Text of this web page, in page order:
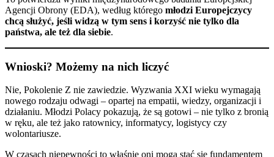
Agencji Obrony (EDA), według którego młodzi Europejczycy
chcą służyć, jeśli widzą w tym sens i korzyść nie tylko dla
państwa, ale też dla siebie.
Wnioski? Możemy na nich liczyć
Nie, Pokolenie Z nie zawiedzie. Wyzwania XXI wieku wymagają
nowego rodzaju odwagi – opartej na empatii, wiedzy, organizacji i
działaniu. Młodzi Polacy pokazują, że są gotowi – nie tylko z bronią
w ręku, ale też jako ratownicy, informatycy, logistycy czy
wolontariusze.
W czasach niepewności to właśnie oni mogą stać się fundamentem